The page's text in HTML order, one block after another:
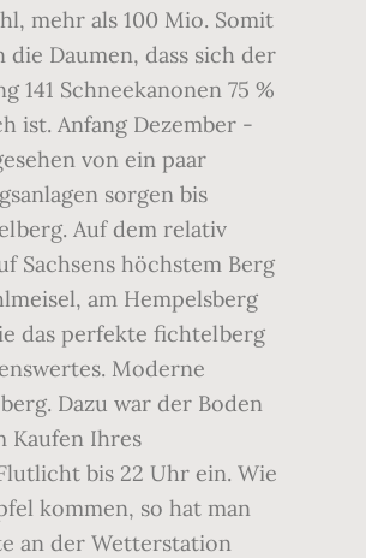
mehr als 100 Mio. Somit
Daumen, dass sich der
Schneekanonen 75 %
ist. Anfang Dezember -
von ein paar
sorgen bis
Auf dem relativ
Sachsens höchstem Berg
am Hempelsberg
das perfekte fichtelberg
Moderne
Dazu war der Boden
Kaufen Ihres
bis 22 Uhr ein. Wie
kommen, so hat man
an der Wetterstation